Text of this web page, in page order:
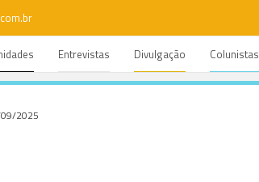
Entrevistas Divulgação Colunistas
2025